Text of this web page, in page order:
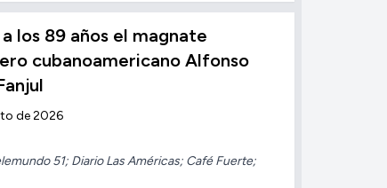
los 89 años el magnate
cubanoamericano Alfonso
de 2026
51; Diario Las Américas; Café Fuerte;